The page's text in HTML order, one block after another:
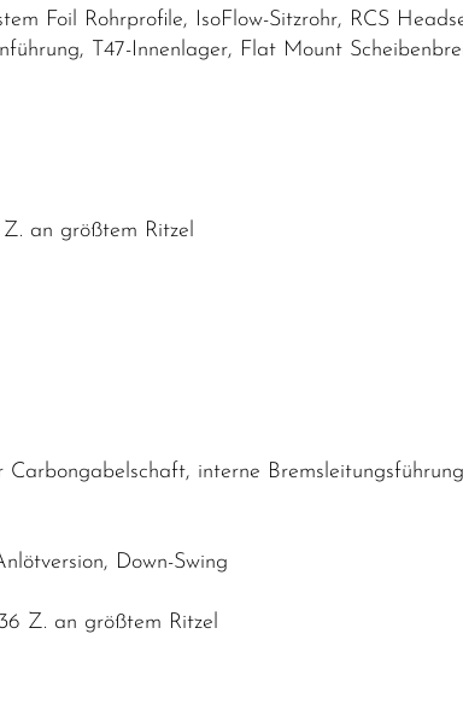
Foil Rohrprofile, IsoFlow-Sitzrohr, RCS
T47-Innenlager, Flat Mount
Z. an größtem Ritzel
interne
Down-Swing
Z. an größtem Ritzel